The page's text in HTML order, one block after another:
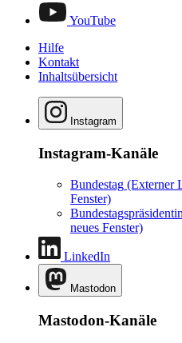
YouTube
Hilfe
Kontakt
Inhaltsübersicht
Instagram
Instagram-Kanäle
Bundestag (Externer
Fenster)
Bundestagspräsidentin
neues Fenster)
LinkedIn
Mastodon
Mastodon-Kanäle